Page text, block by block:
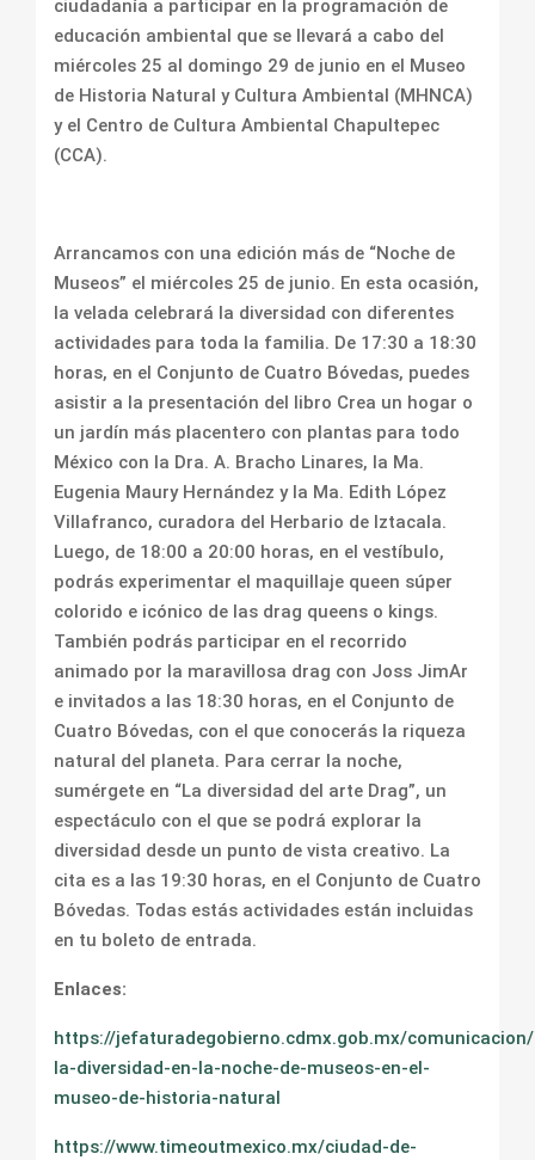
ciudadanía a participar en la programación de
educación ambiental que se llevará a cabo del
miércoles 25 al domingo 29 de junio en el Museo
de Historia Natural y Cultura Ambiental (MHNCA)
y el Centro de Cultura Ambiental Chapultepec
(CCA).
Arrancamos con una edición más de “Noche de
Museos” el miércoles 25 de junio. En esta ocasión,
la velada celebrará la diversidad con diferentes
actividades para toda la familia. De 17:30 a 18:30
horas, en el Conjunto de Cuatro Bóvedas, puedes
asistir a la presentación del libro Crea un hogar o
un jardín más placentero con plantas para todo
México con la Dra. A. Bracho Linares, la Ma.
Eugenia Maury Hernández y la Ma. Edith López
Villafranco, curadora del Herbario de Iztacala.
Luego, de 18:00 a 20:00 horas, en el vestíbulo,
podrás experimentar el maquillaje queen súper
colorido e icónico de las drag queens o kings.
También podrás participar en el recorrido
animado por la maravillosa drag con Joss JimAr
e invitados a las 18:30 horas, en el Conjunto de
Cuatro Bóvedas, con el que conocerás la riqueza
natural del planeta. Para cerrar la noche,
sumérgete en “La diversidad del arte Drag”, un
espectáculo con el que se podrá explorar la
diversidad desde un punto de vista creativo. La
cita es a las 19:30 horas, en el Conjunto de Cuatro
Bóvedas. Todas estás actividades están incluidas
en tu boleto de entrada.
Enlaces:
https://jefaturadegobierno.cdmx.gob.mx/
la-diversidad-en-la-noche-de-museos-en-el-
museo-de-historia-natural
https://www.timeoutmexico.mx/ciudad-de-